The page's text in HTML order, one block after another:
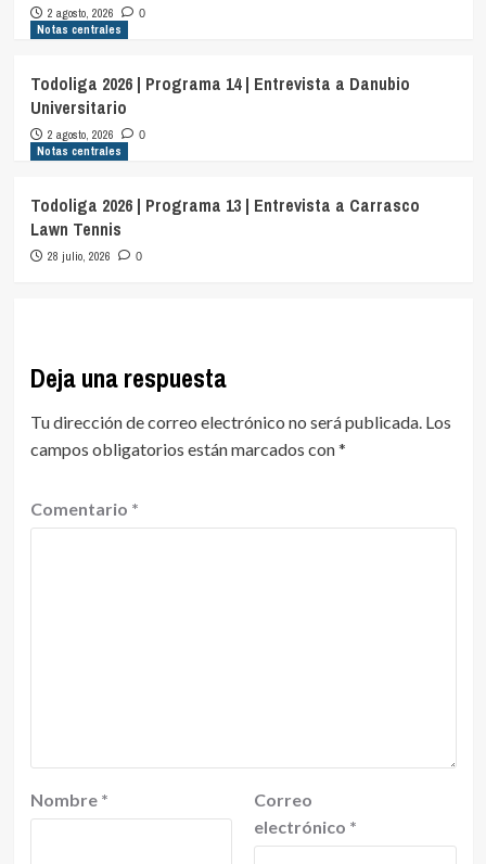
2 agosto, 2026 0
Notas centrales
Todoliga 2026 | Programa 14 | Entrevista a Danubio
Universitario
2 agosto, 2026 0
Notas centrales
Todoliga 2026 | Programa 13 | Entrevista a Carrasco
Lawn Tennis
28 julio, 2026 0
Deja una respuesta
Tu dirección de correo electrónico no será publicada. Los
campos obligatorios están marcados con*
Comentario *
Nombre *
Correo
electrónico *